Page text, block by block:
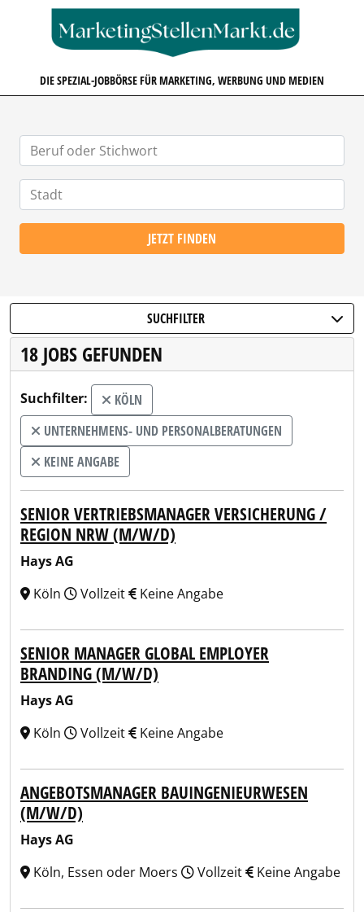
DIE SPEZIAL-JOBBÖRSE FÜR MARKETING, WERBUNG UND MEDIEN
JETZT FINDEN
SUCHFILTER
18 JOBS GEFUNDEN
Suchfilter:
KÖLN
UNTERNEHMENS- UND PERSONALBERATUNGEN
KEINE ANGABE
SENIOR VERTRIEBSMANAGER VERSICHERUNG /
REGION NRW (M/W/D)
Hays AG
Köln
Vollzeit Keine Angabe
SENIOR MANAGER GLOBAL EMPLOYER
BRANDING (M/W/D)
Hays AG
Köln
Vollzeit Keine Angabe
ANGEBOTSMANAGER BAUINGENIEURWESEN
(M/W/D)
Hays AG
Köln, Essen oder Moers
Vollzeit Keine Angabe